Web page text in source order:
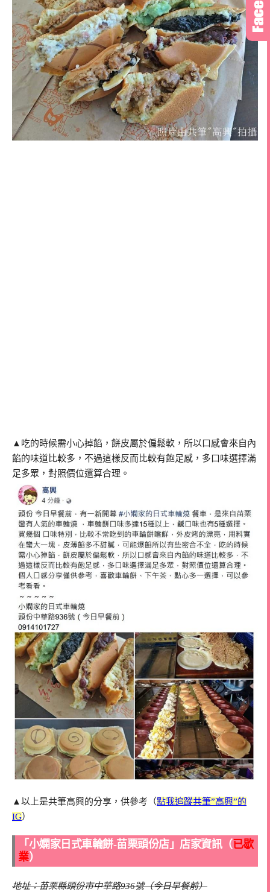
▲吃的時候需小心掉餡，餅皮屬於偏鬆軟，所以口感會來自內
餡的味道比較多，不過這樣反而比較有飽足感，多口味選擇滿
足多眾，對照價位還算合理。
▲以上是共筆高興的分享，供參考（點我追蹤共筆”高興”的
IG）
「小嫻家日式車輪餅-苗栗頭份店」店家資訊（已歇
業）
地址：苗栗縣頭份市中華路936號（今日早餐前）